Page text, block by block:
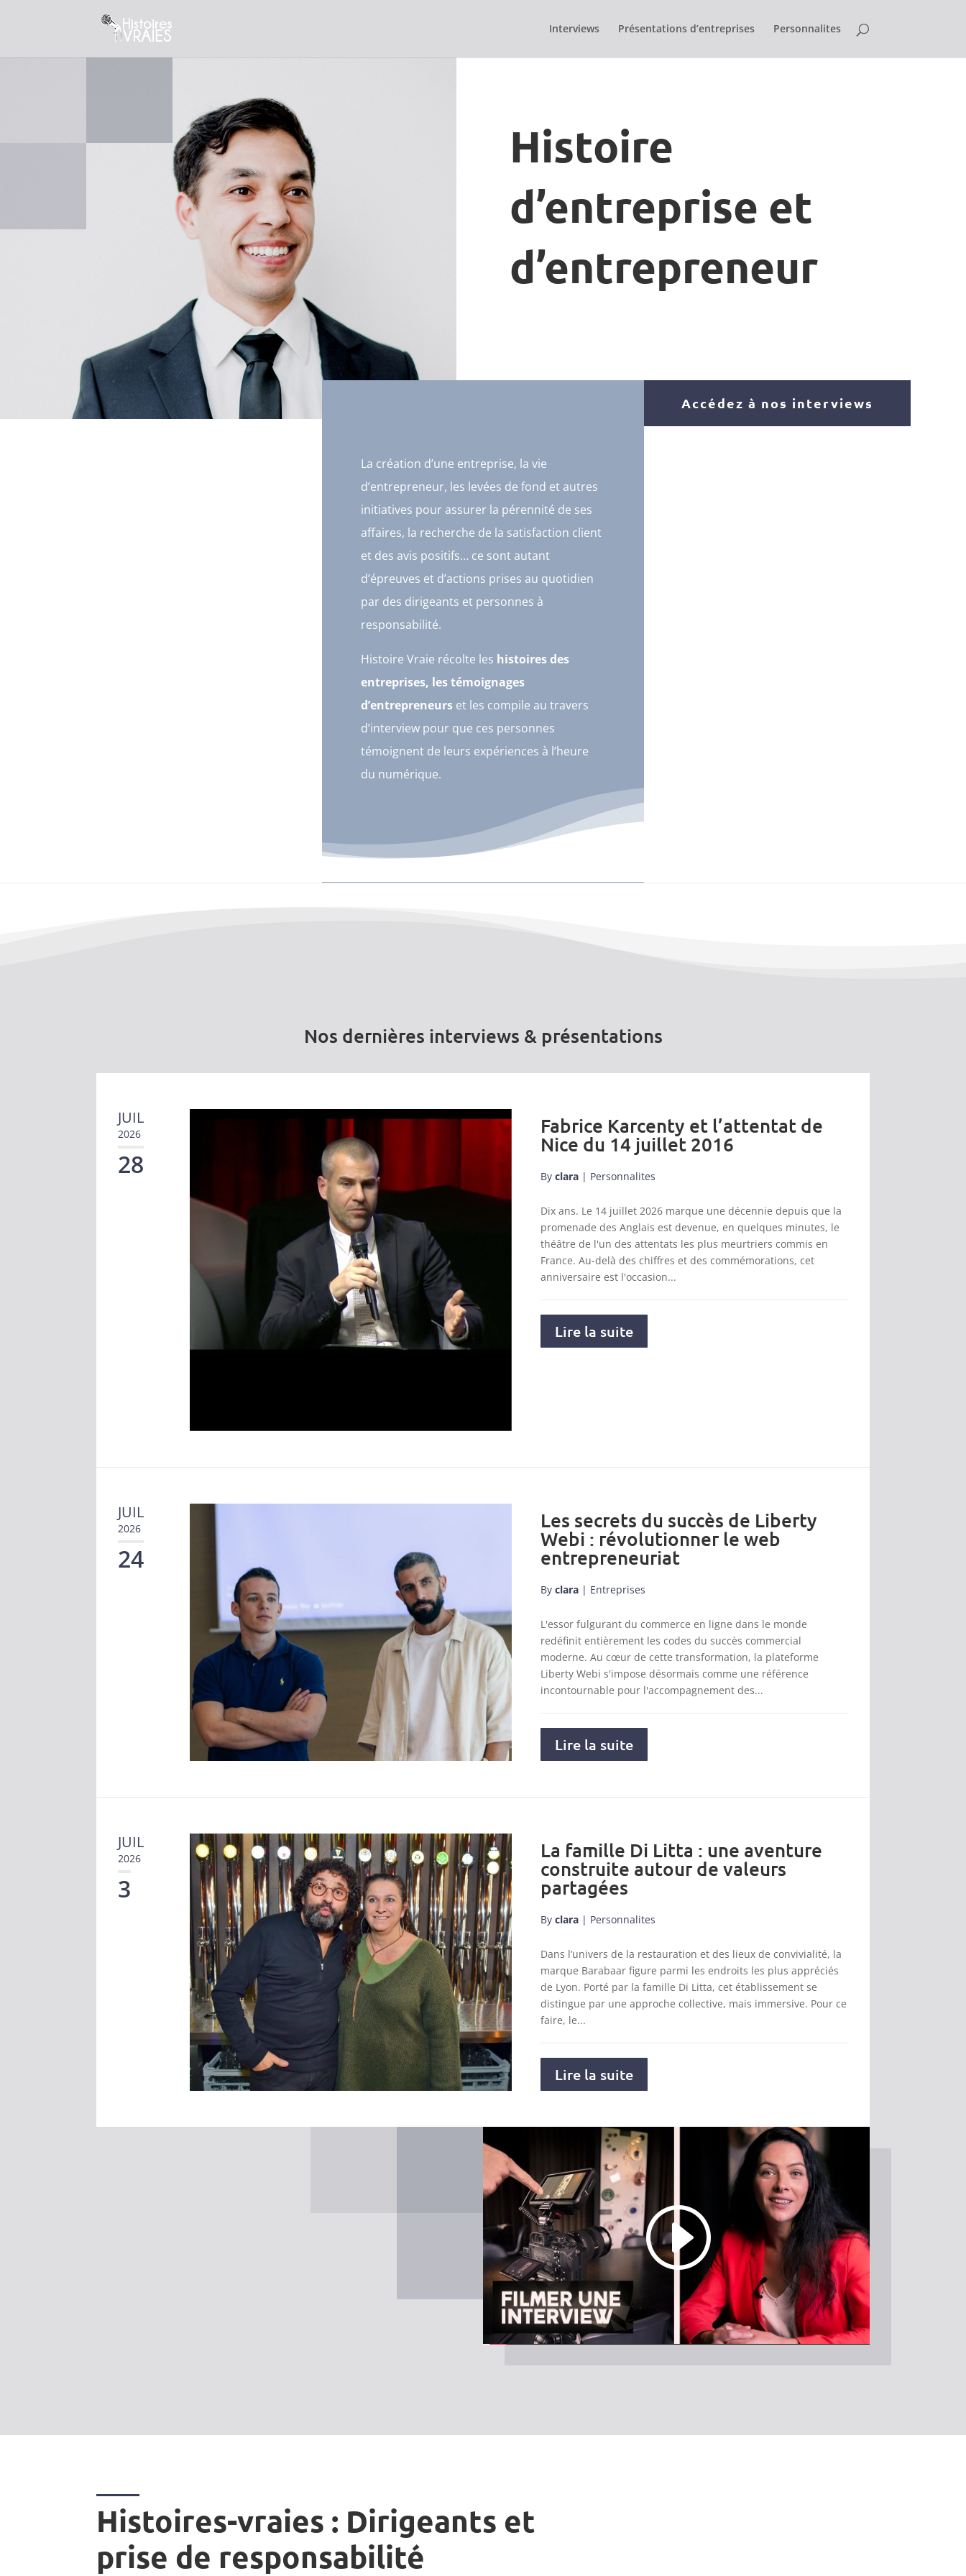
Interviews Présentations d’entreprises Personnalites
Histoire
d’entreprise et
d’entrepreneur
La création d’une entreprise, la vie
d’entrepreneur, les levées de fond et autres
initiatives pour assurer la pérennité de ses
affaires, la recherche de la satisfaction client
et des avis positifs… ce sont autant
d’épreuves et d’actions prises au quotidien
par des dirigeants et personnes à
responsabilité.
Histoire Vraie récolte les histoires des
entreprises, les témoignages
d’entrepreneurset les compile au travers
d’interview pour que ces personnes
témoignent de leurs expériences à l’heure
du numérique.
Accédez à nos interviews
Nos dernières interviews & présentations
JUIL
2026
28
Fabrice Karcenty et l’attentat de
Nice du 14 juillet 2016
By clara | Personnalites
Dix ans. Le 14 juillet 2026 marque une décennie depuis que la
promenade des Anglais est devenue, en quelques minutes, le
théâtre de l'un des attentats les plus meurtriers commis en
France. Au-delà des chiffres et des commémorations, cet
anniversaire est l'occasion...
Lire la suite
JUIL
2026
24
Les secrets du succès de Liberty
Webi : révolutionner le web
entrepreneuriat
By clara | Entreprises
L'essor fulgurant du commerce en ligne dans le monde
redéfinit entièrement les codes du succès commercial
moderne. Au cœur de cette transformation, la plateforme
Liberty Webi s'impose désormais comme une référence
incontournable pour l'accompagnement des...
Lire la suite
JUIL
2026
3
La famille Di Litta : une aventure
construite autour de valeurs
partagées
By clara | Personnalites
Dans l’univers de la restauration et des lieux de convivialité, la
marque Barabaar figure parmi les endroits les plus appréciés
de Lyon. Porté par la famille Di Litta, cet établissement se
distingue par une approche collective, mais immersive. Pour ce
faire, le...
Lire la suite
Histoires-vraies : Dirigeants et
prise de responsabilité